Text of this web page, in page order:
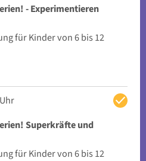
- Experimentieren
für Kinder von 6 bis 12
check
Superkräfte und
für Kinder von 6 bis 12